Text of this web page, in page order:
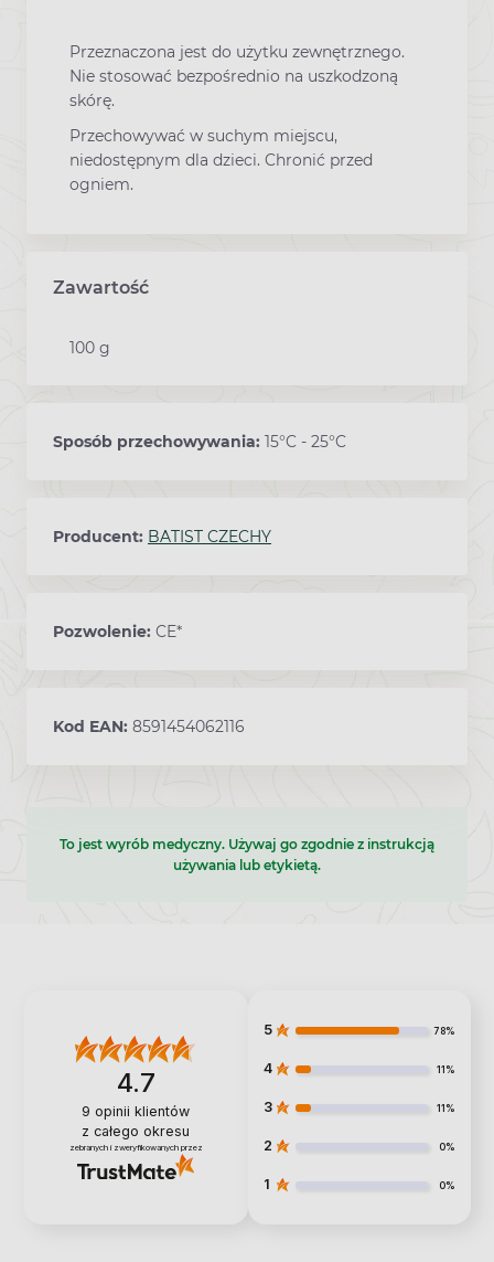
Przeznaczona jest do użytku zewnętrznego.
Nie stosować bezpośrednio na uszkodzoną
skórę.
Przechowywać w suchym miejscu,
niedostępnym dla dzieci. Chronić przed
ogniem.
Zawartość
100 g
Sposób przechowywania: 15°C - 25°C
Producent: BATIST CZECHY
Pozwolenie: CE*
Kod EAN: 8591454062116
To jest wyrób medyczny. Używaj go zgodnie z instrukcją
używania lub etykietą.
4.7
9 opinii klientów
z całego okresu
zebranych i zweryfikowanych przez
5 78%
4 11%
3 11%
2 0%
1 0%